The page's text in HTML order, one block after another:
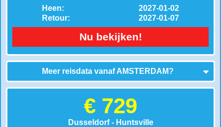
Heen:
Retour:
2027-01-02
2027-01-07
Nu bekijken!
Meer reisdata vanafAMSTERDAM?
€ 729
Dusseldorf - Huntsville